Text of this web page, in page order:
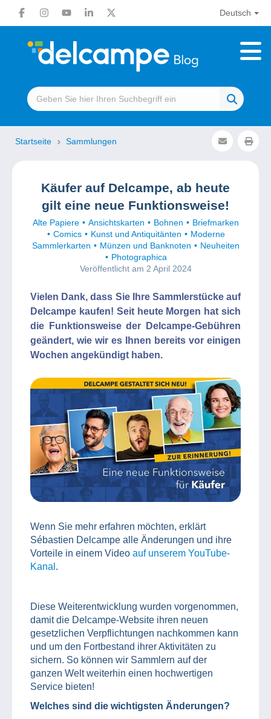
Deutsch
Startseite Sammlungen
Käufer auf Delcampe, ab heute
gilt eine neue Funktionsweise!
Alte Papiere Ansichtskarten Bohnen
Briefmarken
Comics
Kunst und Antiquitänten
Moderne
Sammlerkarten
Münzen und Banknoten
Neuheiten
Photographica
Veröffentlicht am 2 April 2024
Vielen Dank, dass Sie Ihre Sammlerstücke auf
Delcampe kaufen! Seit heute Morgen hat sich
die Funktionsweise der Delcampe-Gebühren
geändert, wie wir es Ihnen bereits vor einigen
Wochen angekündigt haben.
Wenn Sie mehr erfahren möchten, erklärt
Sébastien Delcampe alle Änderungen und ihre
Vorteile in einem Video auf unserem YouTube-
Kanal .
Diese Weiterentwicklung wurden vorgenommen,
damit die Delcampe-Website ihren neuen
gesetzlichen Verpflichtungen nachkommen kann
und um den Fortbestand ihrer Aktivitäten zu
sichern. So können wir Sammlern auf der
ganzen Welt weiterhin einen hochwertigen
Service bieten!
Welches sind die wichtigsten Änderungen?